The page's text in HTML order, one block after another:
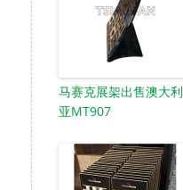
马赛克展架出售澳大利
亚MT907